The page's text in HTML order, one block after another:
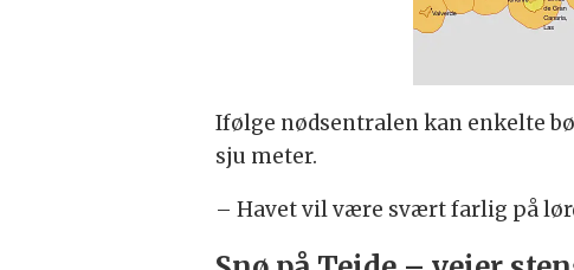
Ifølge nødsentralen kan enkelte
sju meter.
– Havet vil være svært farlig på